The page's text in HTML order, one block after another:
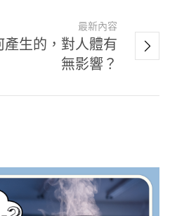
最新內容
生的，對人體有
無影響？